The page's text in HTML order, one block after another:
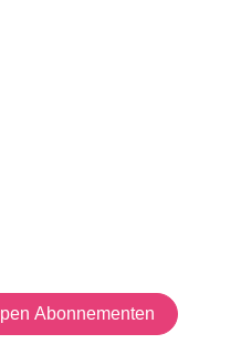
Open Abonnementen